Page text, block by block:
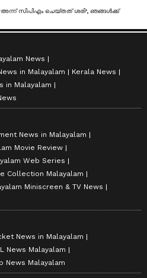
News
in Malayalam
Kerala News
in Malayalam
News in Malayalam
Movie Review
Web Series
Collection Malayalam
Miniscreen & TV News
News in Malayalam
News Malayalam
News Malayalam